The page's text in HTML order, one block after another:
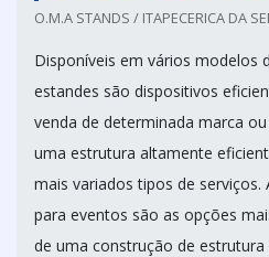
O.M.A STANDS / ITAPECERICA DA
Disponíveis em vários modelos
estandes são dispositivos
venda de determinada marca
uma estrutura altamente
mais variados tipos de serviços.
para eventos são as opções
de uma construção de estrutura